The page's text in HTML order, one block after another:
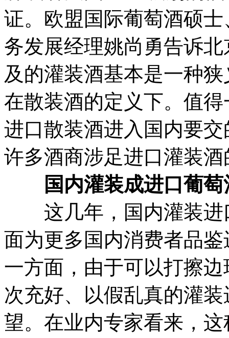
证。欧盟国际葡萄酒硕
务发展经理姚尚勇告诉
及的灌装酒基本是一种
在散装酒的定义下。值
进口散装酒进入国内要
许多酒商涉足进口灌装
国内灌装成进口葡萄
这几年，国内灌装进
面为更多国内消费者品
一方面，由于可以打擦
次充好、以假乱真的灌
望。在业内专家看来，